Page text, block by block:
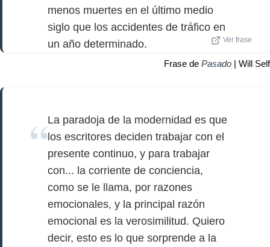
menos muertes en el último medio
siglo que los accidentes de tráfico en
un año determinado.
Ver frase
Frase de Pasado | Will Self
La paradoja de la modernidad es que
los escritores deciden trabajar con el
presente continuo, y para trabajar
con... la corriente de conciencia,
como se le llama, por razones
emocionales, y la principal razón
emocional es la verosimilitud. Quiero
decir, esto es lo que sorprende a la